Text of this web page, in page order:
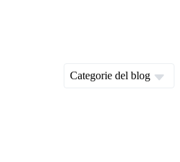
Categorie del blog